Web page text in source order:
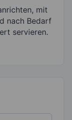
mit
nach Bedarf
servieren.